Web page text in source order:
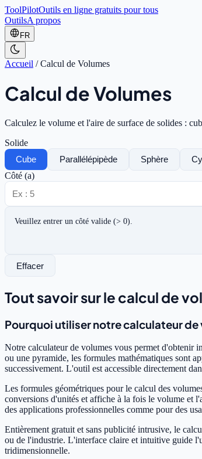
ToolPilotOutils en ligne gratuits pour tous
OutilsA propos
FR
Accueil /Calcul de Volumes
Calcul de Volumes
Calculez le volume et l'aire de surface de solides :
Solide
Cube
Parallélépipède Sphère
Côté (a)
Veuillez entrer un côté valide (> 0).
Effacer
Tout savoir sur le calcul de
Pourquoi utiliser notre calculateur de
Notre calculateur de volumes vous permet d'obtenir
ou une pyramide, les formules mathématiques sont
successivement. L'outil est accessible directement
Les formules géométriques pour le calcul des
conversions d'unités et affiche à la fois le volume et
des applications professionnelles comme pour des
Entièrement gratuit et sans publicité intrusive, le
ou de l'industrie. L'interface claire et intuitive guide
tridimensionnelle.